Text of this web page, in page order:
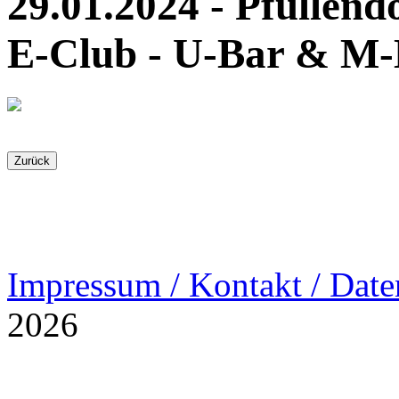
E-Club - U-Bar &
Impressum / Kontakt /
2026